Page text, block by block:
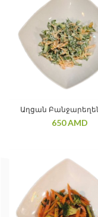
Աղցան
650AMD